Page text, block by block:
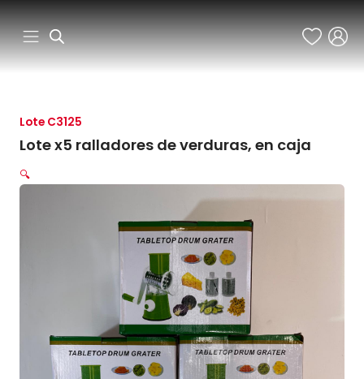
Ir
al
contenido
Lote C3125
Lote x5 ralladores de verduras, en caja
🔍